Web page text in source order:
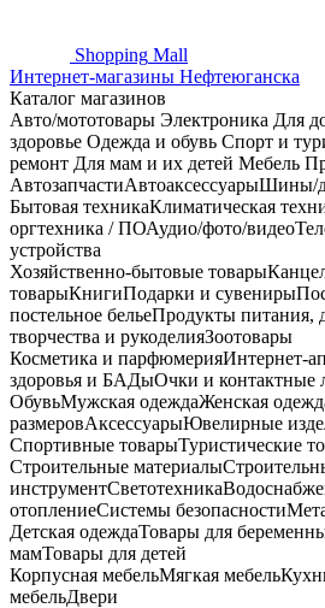
Shopping Mall
Интернет-магазины Нефтеюганска
Каталог магазинов
Авто/мототовары Электроника Для
здоровье Одежда и обувь Спорт и
ремонт Для мам и их детей Мебель
АвтозапчастиАвтоаксессуарыШины/
Бытовая техникаКлиматическая
оргтехника / ПОАудио/фото/видео
устройства
Хозяйственно-бытовые товары
товарыКнигиПодарки и сувениры
постельное бельеПродукты питания,
творчества и рукоделияЗоотовары
Косметика и парфюмерияИнтернет-
здоровья и БАДыОчки и контактные
ОбувьМужская одеждаЖенская
размеровАксессуарыЮвелирные
Спортивные товарыТуристические
Строительные материалы
инструментСветотехника
отоплениеСистемы безопасности
Детская одеждаТовары для
мамТовары для детей
Корпусная мебельМягкая мебель
мебельДвери